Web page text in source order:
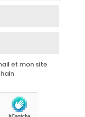
et mon site